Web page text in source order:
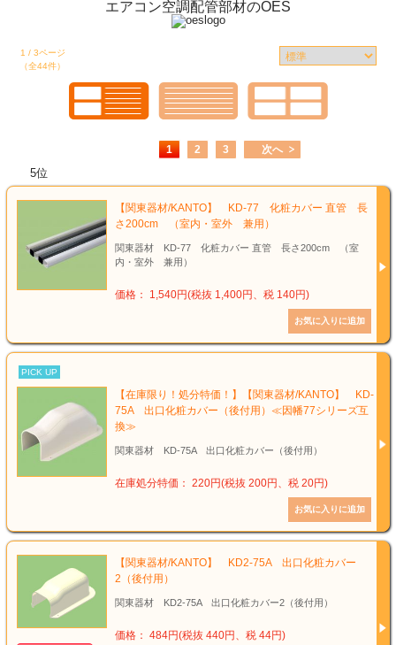
エアコン空調配管部材のOES
1 / 3ページ
（全44件）
1 2 3 次へ
5位
【関東器材/KANTO】 KD-77 化粧カバー 直管 長
さ200cm （室内・室外 兼用）
関東器材 KD-77 化粧カバー 直管 長さ200cm （室
内・室外 兼用）
価格： 1,540円(税抜 1,400円、税 140円)
PICK UP
【在庫限り！処分特価！】【関東器材/KANTO】 KD-
75A 出口化粧カバー（後付用）≪因幡77シリーズ互
換≫
関東器材 KD-75A 出口化粧カバー（後付用）
在庫処分特価： 220円(税抜 200円、税 20円)
【関東器材/KANTO】 KD2-75A 出口化粧カバー
2（後付用）
関東器材 KD2-75A 出口化粧カバー2（後付用）
価格： 484円(税抜 440円、税 44円)